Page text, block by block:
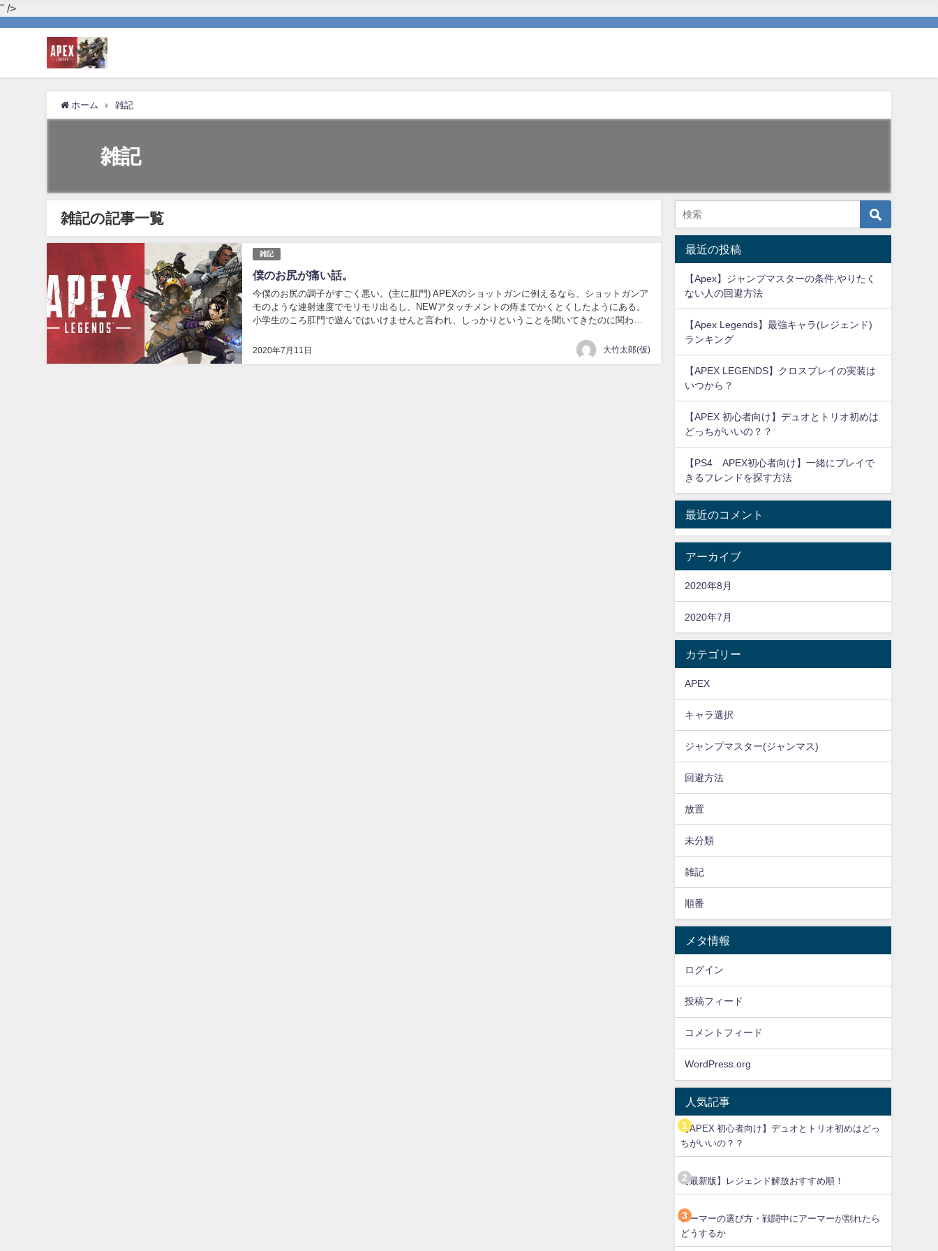
" />
ホーム 雑記
雑記
雑記の記事一覧
雑記
僕のお尻が痛い話。
2020年7月11日
今僕のお尻の調子がすごく悪い。(主に肛門) APEXのショットガンに例えるなら、ショットガンア
モのような連射速度でモリモリ出るし、NEWアタッチメントの痔までかくとくしたようにある。
小学生のころ肛門で遊んではいけませんと言われ、しっかりということを聞いてきたのに関わら
大竹太郎(仮)
最近の投稿
【Apex】ジャンプマスターの条件,やりたく
ない人の回避方法
【Apex Legends】最強キャラ(レジェンド)
ランキング
【APEX LEGENDS】クロスプレイの実装は
いつから？
【APEX 初心者向け】デュオとトリオ初めは
どっちがいいの？？
【PS4 APEX初心者向け】一緒にプレイで
きるフレンドを探す方法
最近のコメント
アーカイブ
2020年8月
2020年7月
カテゴリー
APEX
キャラ選択
ジャンプマスター(ジャンマス)
回避方法
放置
未分類
雑記
順番
メタ情報
ログイン
投稿フィード
コメントフィード
WordPress.org
人気記事
【APEX 初心者向け】デュオとトリオ初めはどっ
ちがいいの？？
【最新版】レジェンド解放おすすめ順！
アーマーの選び方・戦闘中にアーマーが割れたら
どうするか